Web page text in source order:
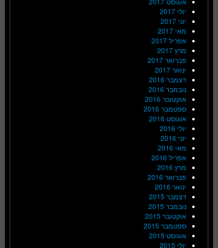
יולי 2017
יוני 2017
מאי 2017
אפריל 2017
מרץ 2017
פברואר 2017
ינואר 2017
דצמבר 2016
נובמבר 2016
אוקטובר 2016
ספטמבר 2016
אוגוסט 2016
יולי 2016
יוני 2016
מאי 2016
אפריל 2016
מרץ 2016
פברואר 2016
ינואר 2016
דצמבר 2015
נובמבר 2015
אוקטובר 2015
ספטמבר 2015
אוגוסט 2015
יולי 2015